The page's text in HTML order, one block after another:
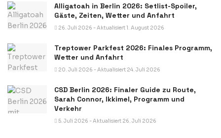
Alligatoah in Berlin 2026: Setlist-Spoiler,
Gäste, Zeiten, Wetter und Anfahrt
26. Juli 2026 - Aktualisiert 1. August 2026
Treptower Parkfest 2026: Finales Programm,
Wetter und Anfahrt
20. Juli 2026 - Aktualisiert 24. Juli 2026
CSD Berlin 2026: Finaler Guide zu Route,
Sarah Connor, Ikkimel, Programm und
Verkehr
5. Juli 2026 - Aktualisiert 26. Juli 2026